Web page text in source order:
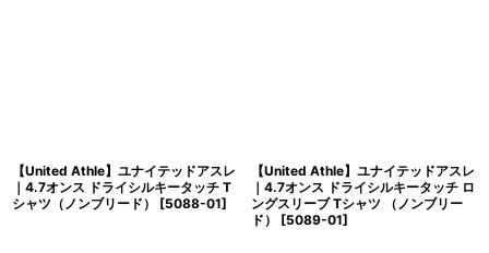
【United Athle】ユナイテッドアスレ
｜4.7オンス ドライシルキータッチ T
シャツ（ノンブリード）
[5088-01]
【United Athle】ユナイテッドアスレ
｜4.7オンス ドライシルキータッチ ロ
ングスリーブ Tシャツ （ノンブリー
ド）
[5089-01]